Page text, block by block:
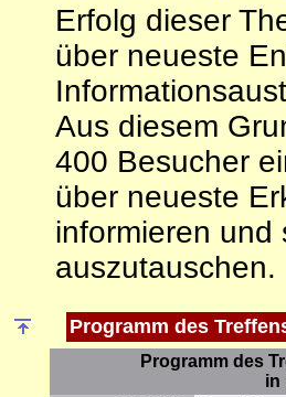
Erfolg dieser
über neueste
Aus diesem
400 Besucher
über neueste
informieren und
auszutauschen.
Programm des
Programm des
in